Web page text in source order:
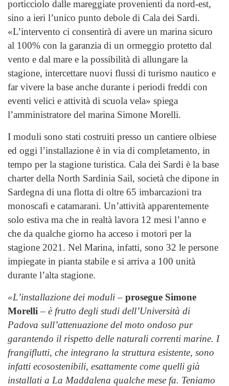
porticciolo dalle mareggiate provenienti da nord-est,
sino a ieri l’unico punto debole di Cala dei Sardi.
«L’intervento ci consentirà di avere un marina sicuro
al 100% con la garanzia di un ormeggio protetto dal
vento e dal mare e la possibilità di allungare la
stagione, intercettare nuovi flussi di turismo nautico e
far vivere la base anche durante i periodi freddi con
eventi velici e attività di scuola vela» spiega
l’amministratore del marina Simone Morelli.
I moduli sono stati costruiti presso un cantiere olbiese
ed oggi l’installazione è in via di completamento, in
tempo per la stagione turistica. Cala dei Sardi è la base
charter della North Sardinia Sail, società che dipone in
Sardegna di una flotta di oltre 65 imbarcazioni tra
monoscafi e catamarani. Un’attività apparentemente
solo estiva ma che in realtà lavora 12 mesi l’anno e
che da qualche giorno ha acceso i motori per la
stagione 2021. Nel Marina, infatti, sono 32 le persone
impiegate in pianta stabile e si arriva a 100 unità
durante l’alta stagione.
«L’installazione dei moduli – prosegue Simone
Morelli – è frutto degli studi dell’Università di
Padova sull’attenuazione del moto ondoso pur
garantendo il rispetto delle naturali correnti marine. I
frangiflutti, che integrano la struttura esistente, sono
infatti ecosostenibili, esattamente come quelli già
installati a La Maddalena qualche mese fa. Teniamo